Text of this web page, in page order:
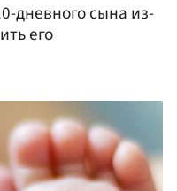
дневного сына из-
его